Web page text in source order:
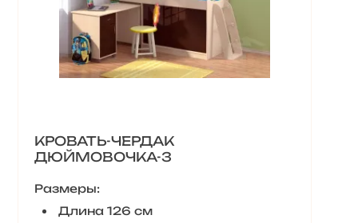
КРОВАТЬ-ЧЕРДАК
ДЮЙМОВОЧКА-3
Размеры:
Длина 126 см